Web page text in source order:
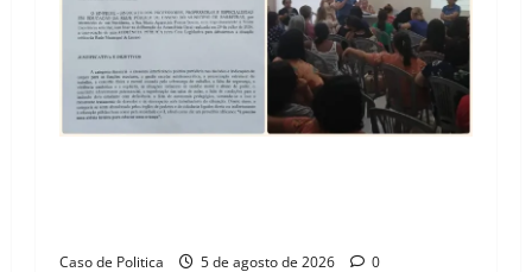
i
Caso de Politica 5 de agosto de 2026 0